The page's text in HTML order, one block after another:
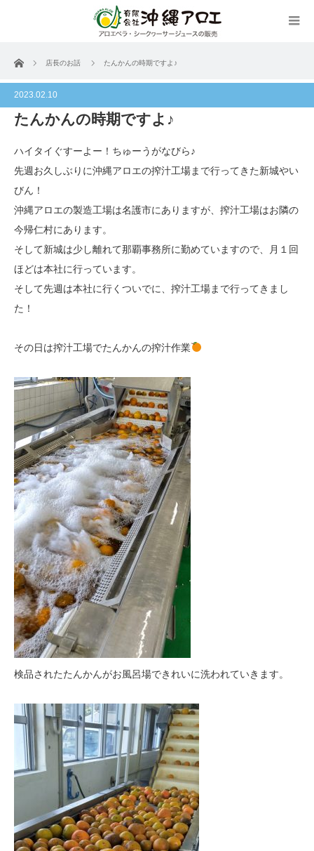
ホーム 店長のお話 たんかんの時期ですよ♪
2023.02.10
たんかんの時期ですよ♪
ハイタイぐすーよー！ちゅーうがなびら♪
先週お久しぶりに沖縄アロエの搾汁工場まで行ってきた新城やい
びん！
沖縄アロエの製造工場は名護市にありますが、搾汁工場はお隣の
今帰仁村にあります。
そして新城は少し離れて那覇事務所に勤めていますので、月１回
ほどは本社に行っています。
そして先週は本社に行くついでに、搾汁工場まで行ってきまし
た！
その日は搾汁工場でたんかんの搾汁作業
検品されたたんかんがお風呂場できれいに洗われていきます。